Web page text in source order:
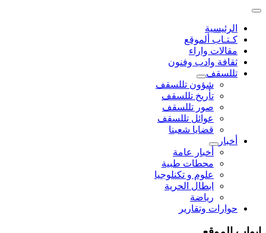
الرئيسية
كـتـاب ألموقع
مقالات واراء
ثقافة وادب وفنون
تللسقف
شؤون تللسقف
تأريخ تللسقف
صور تللسقف
عوائل تللسقف
قضايا شعبنا
أخبار
أخبار عامة
محطات طبية
علوم و تکنلوجیا
ابطال الحرية
رياضة
حوارات وتقارير